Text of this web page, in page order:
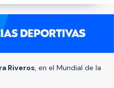
Riveros, en el Mundial de la